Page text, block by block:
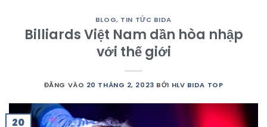
BLOG, TIN TỨC BIDA
Billiards Việt Nam dần hòa nhập
với thế giới
ĐĂNG VÀO 20 THÁNG 2, 2023 BỞI HLV BIDA TOP
20